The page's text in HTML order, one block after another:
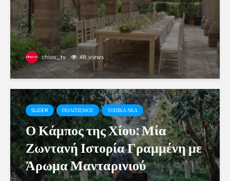
chios_tv 48 views
SLIDER ΠΟΛΙΤΙΣΜΟΣ ΤΟΠΙΚΑ ΝΕΑ
Ο Κάμπος της Χίου: Μία
Ζωντανή Ιστορία Γραμμένη με
Άρωμα Μανταρινιού